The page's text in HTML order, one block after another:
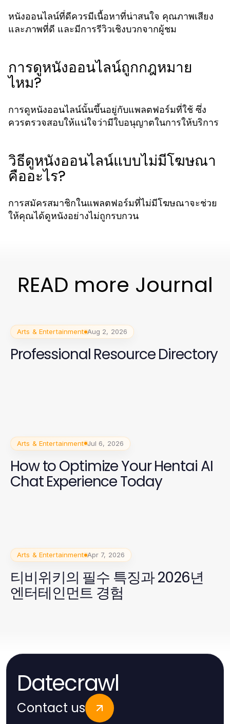
หนังออนไลน์ที่ดีควรมีเนื้อหาที่น่าสนใจ คุณภาพเสียง
และภาพที่ดี และมีการรีวิวเชิงบวกจากผู้ชม
การดูหนังออนไลน์ถูกกฎหมาย
ไหม?
การดูหนังออนไลน์นั้นขึ้นอยู่กับแพลตฟอร์มที่ใช้ ซึ่ง
ควรตรวจสอบให้แน่ใจว่ามีใบอนุญาตในการให้บริการ
วิธีดูหนังออนไลน์แบบไม่มีโฆษณา
คืออะไร?
การสมัครสมาชิกในแพลตฟอร์มที่ไม่มีโฆษณาจะช่วย
ให้คุณได้ดูหนังอย่างไม่ถูกรบกวน
READ more Journal
Arts & Entertainment Aug 2, 2026
Professional Resource Directory
Arts & Entertainment Jul 6, 2026
How to Optimize Your Hentai AI
Chat Experience Today
Arts & Entertainment Apr 7, 2026
티비위키의 필수 특징과 2026년
엔터테인먼트 경험
Datecrawl
Contact us